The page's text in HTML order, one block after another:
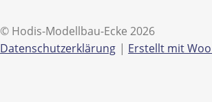
© Hodis-Modellbau-Ecke 2026
Datenschutzerklärung
Erstellt mit